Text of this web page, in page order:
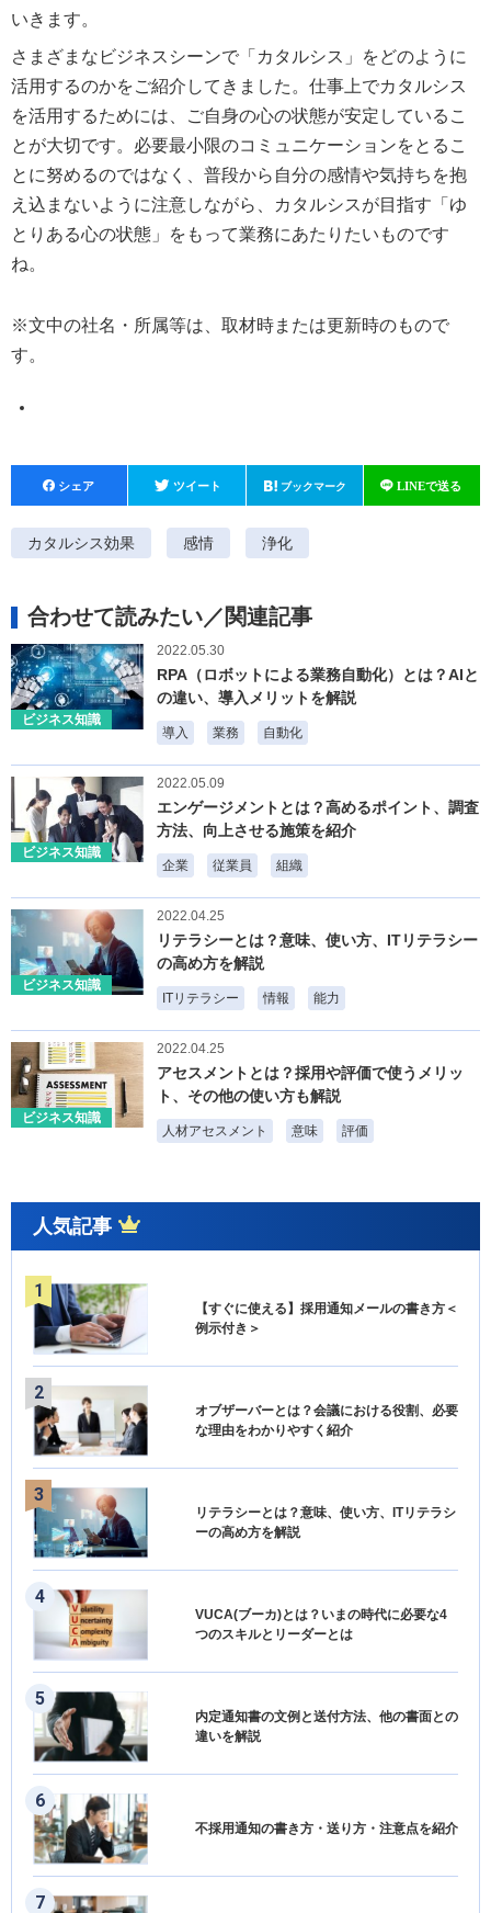
いきます。
さまざまなビジネスシーンで「カタルシス」をどのように
活用するのかをご紹介してきました。仕事上でカタルシス
を活用するためには、ご自身の心の状態が安定しているこ
とが大切です。必要最小限のコミュニケーションをとるこ
とに努めるのではなく、普段から自分の感情や気持ちを抱
え込まないように注意しながら、カタルシスが目指す「ゆ
とりある心の状態」をもって業務にあたりたいものです
ね。
※文中の社名・所属等は、取材時または更新時のもので
す。
F
a
c
b
o
o
k
T
wi
tt
H
at
e
a
Li
n
カタルシス効果 感情 浄化
合わせて読みたい／関連記事
ビジネス知識
2022.05.30
RPA（ロボットによる業務自動化）とは？AIと
の違い、導入メリットを解説
導入 業務 自動化
ビジネス知識
2022.05.09
エンゲージメントとは？高めるポイント、調査
方法、向上させる施策を紹介
企業 従業員 組織
ビジネス知識
2022.04.25
リテラシーとは？意味、使い方、ITリテラシー
の高め方を解説
ITリテラシー 情報 能力
ビジネス知識
2022.04.25
アセスメントとは？採用や評価で使うメリッ
ト、その他の使い方も解説
人材アセスメント 意味 評価
人気記事
【すぐに使える】採用通知メールの書き方＜
例示付き＞
オブザーバーとは？会議における役割、必要
な理由をわかりやすく紹介
リテラシーとは？意味、使い方、ITリテラシ
ーの高め方を解説
VUCA(ブーカ)とは？いまの時代に必要な4
つのスキルとリーダーとは
内定通知書の文例と送付方法、他の書面との
違いを解説
不採用通知の書き方・送り方・注意点を紹介